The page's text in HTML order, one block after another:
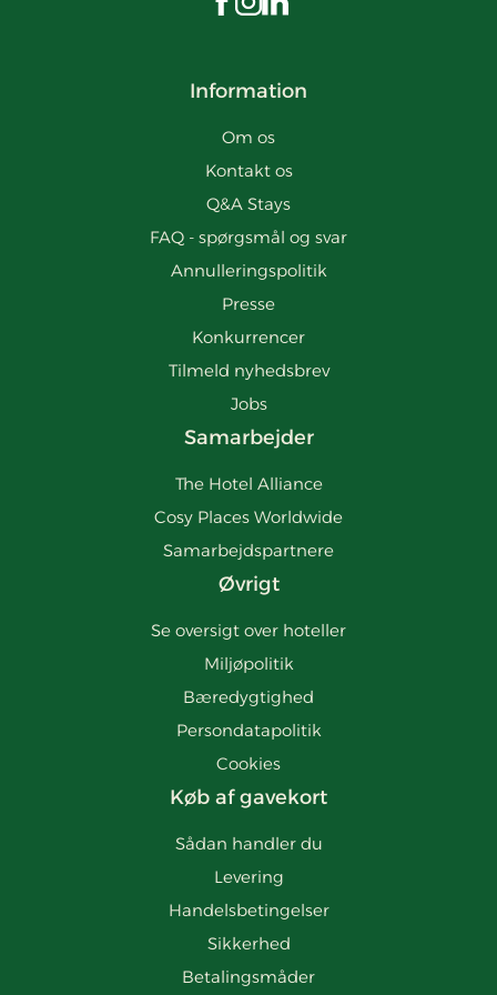
Besøg os på Facebook
Besøg os på Instagram
Besøg os på LinkedIn
Information
Om os
Kontakt os
Q&A Stays
FAQ - spørgsmål og svar
Annulleringspolitik
Presse
Konkurrencer
Tilmeld nyhedsbrev
Jobs
Samarbejder
The Hotel Alliance
Cosy Places Worldwide
Samarbejdspartnere
Øvrigt
Se oversigt over hoteller
Miljøpolitik
Bæredygtighed
Persondatapolitik
Cookies
Køb af gavekort
Sådan handler du
Levering
Handelsbetingelser
Sikkerhed
Betalingsmåder